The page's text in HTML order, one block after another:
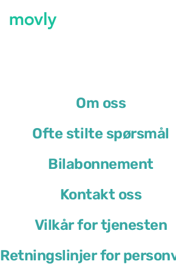
Om oss
Ofte stilte spørsmål
Bilabonnement
Kontakt oss
Vilkår for tjenesten
Retningslinjer for
Alle tilgjengelige biler på San
Leie av Chrysler Pacifica på San